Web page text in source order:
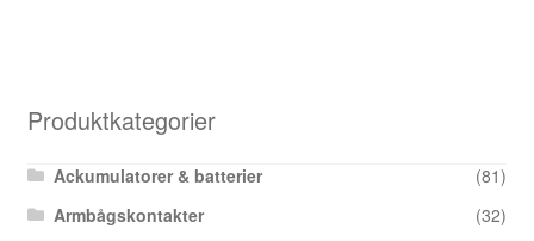
Produktkategorier
Ackumulatorer & batterier
(81)
Armbågskontakter
(32)